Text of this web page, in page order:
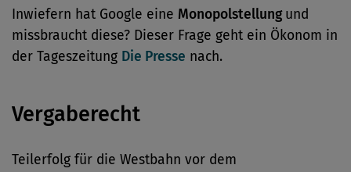
Inwiefern hat Google eine Monopolstellungund
missbraucht diese? Dieser Frage geht ein Ökonom in
der Tageszeitung Die Presse nach.
Vergaberecht
Teilerfolg für die Westbahn vor dem